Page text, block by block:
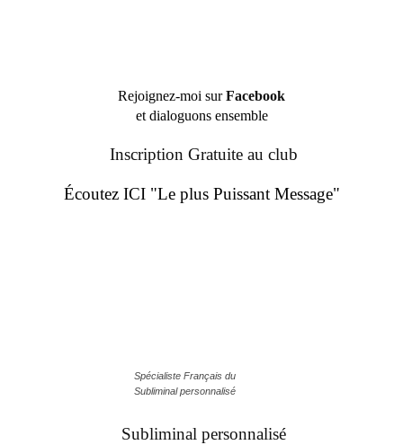
Rejoignez-moi surFacebook
et dialoguons ensemble
Inscription Gratuite au club
Écoutez ICI "Le plus Puissant Message"
Spécialiste Français du
Subliminal personnalisé
Subliminal personnalisé